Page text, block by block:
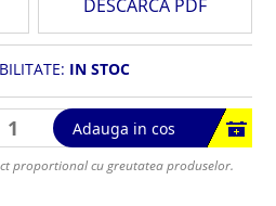
DESCARCA PDF
IN STOC
Adauga in cos
proportional cu greutatea produselor.